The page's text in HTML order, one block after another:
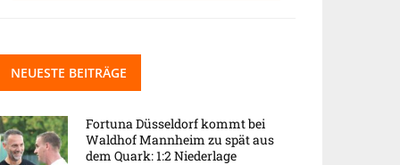
NEUESTE BEITRÄGE
Fortuna Düsseldorf kommt bei
Waldhof Mannheim zu spät aus
dem Quark: 1:2 Niederlage